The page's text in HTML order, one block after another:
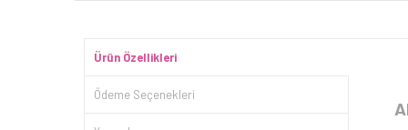
Ürün Özellikleri
Ödeme Seçenekleri